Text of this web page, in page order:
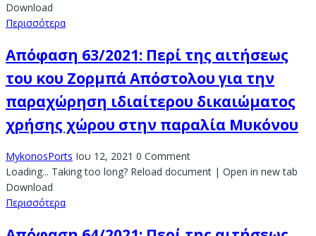
Download
Περισσότερα
Απόφαση 63/2021: Περί της αιτήσεως
του κου Ζορμπά Απόστολου για την
παραχώρηση ιδιαίτερου δικαιώματος
χρήσης χώρου στην παραλία Μυκόνου
MykonosPorts Ιου 12, 2021 0 Comment
Loading... Taking too long? Reload document | Open in new tab
Download
Περισσότερα